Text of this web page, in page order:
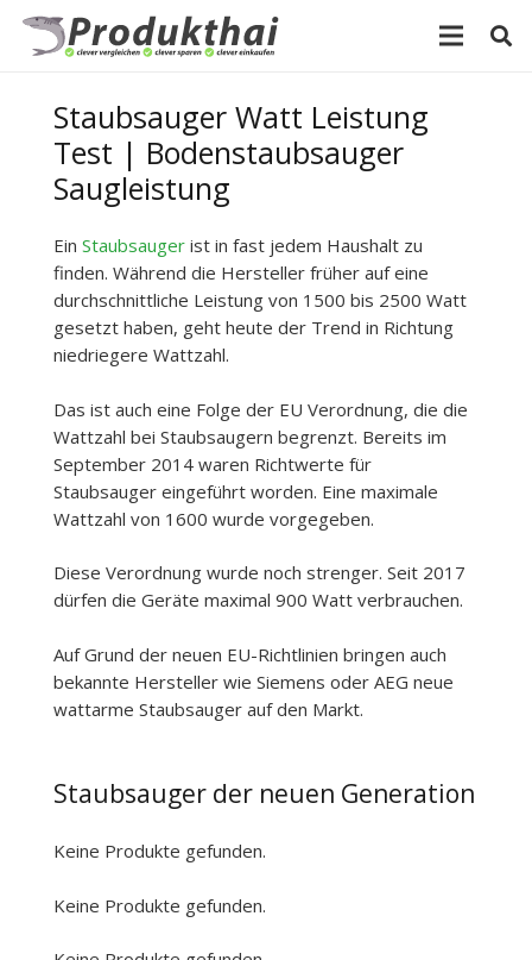
Staubsauger Watt Leistung
Test | Bodenstaubsauger
Saugleistung
Ein Staubsauger ist in fast jedem Haushalt zu
finden. Während die Hersteller früher auf eine
durchschnittliche Leistung von 1500 bis 2500 Watt
gesetzt haben, geht heute der Trend in Richtung
niedriegere Wattzahl.
Das ist auch eine Folge der EU Verordnung, die die
Wattzahl bei Staubsaugern begrenzt. Bereits im
September 2014 waren Richtwerte für
Staubsauger eingeführt worden. Eine maximale
Wattzahl von 1600 wurde vorgegeben.
Diese Verordnung wurde noch strenger. Seit 2017
dürfen die Geräte maximal 900 Watt verbrauchen.
Auf Grund der neuen EU-Richtlinien bringen auch
bekannte Hersteller wie Siemens oder AEG neue
wattarme Staubsauger auf den Markt.
Staubsauger der neuen Generation
Keine Produkte gefunden.
Keine Produkte gefunden.